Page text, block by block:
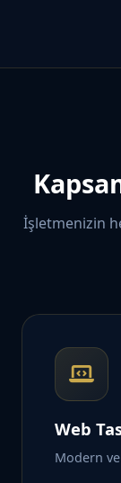
İşletmenizin
Web
Modern